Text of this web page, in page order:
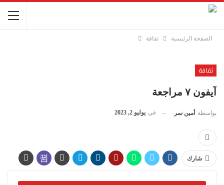
الصفحة الرئيسية ثقافة
ثقافة
آیفون ۷ مراجعة
بواسطة أمين نمر في يوليو 2, 2023
شارك